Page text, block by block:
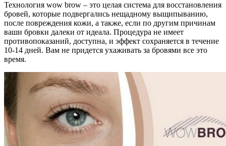
Технология wow brow – это целая система для восстановления
бровей, которые подвергались нещадному выщипыванию,
после повреждения кожи, а также, если по другим причинам
ваши бровки далеки от идеала. Процедура не имеет
противопоказаний, доступна, и эффект сохраняется в течение
10-14 дней. Вам не придется ухаживать за бровями все это
время.